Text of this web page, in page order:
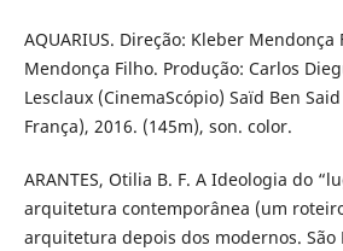
AQUARIUS. Direção: Kleber
Mendonça Filho. Produção: Carlos
Lesclaux (CinemaScópio) Saïd Ben
França), 2016. (145m), son. color.
ARANTES, Otilia B. F. A Ideologia do
arquitetura contemporânea (um
arquitetura depois dos modernos. São